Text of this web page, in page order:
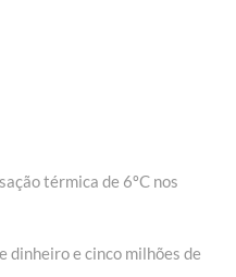
térmica de 6ºC nos
dinheiro e cinco milhões de